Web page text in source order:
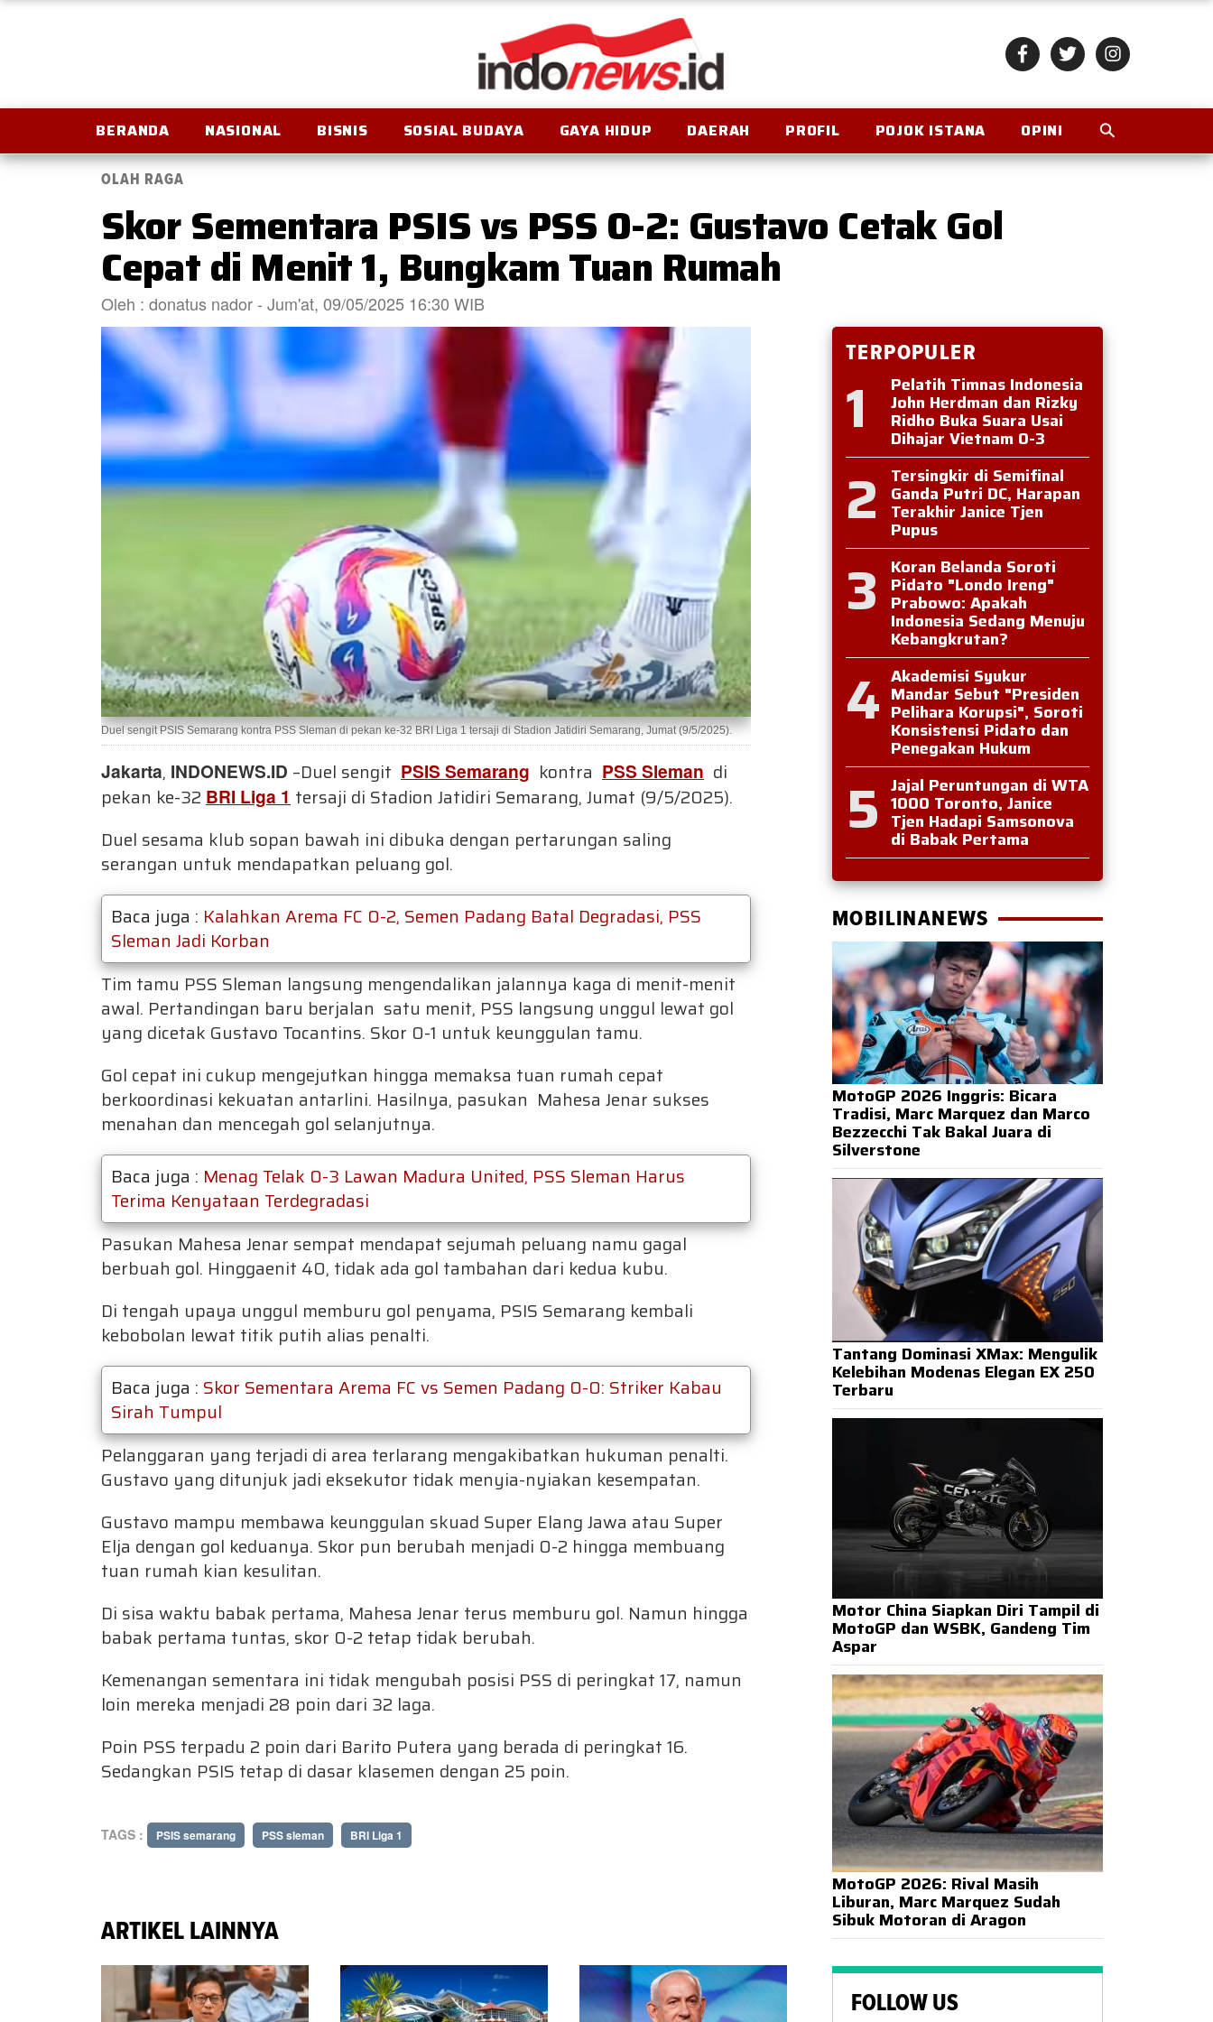
BERANDA NASIONAL BISNIS SOSIAL BUDAYA GAYA HIDUP DAERAH PROFIL POJOK ISTANA OPINI
OLAH RAGA
Skor Sementara PSIS vs PSS 0-2: Gustavo Cetak Gol
Cepat di Menit 1, Bungkam Tuan Rumah
Oleh : donatus nador - Jum'at, 09/05/2025 16:30 WIB
Duel sengit PSIS Semarang kontra PSS Sleman di pekan ke-32 BRI Liga 1 tersaji di Stadion Jatidiri Semarang, Jumat (9/5/2025).
Jakarta, INDONEWS.ID –Duel sengit PSIS Semarang kontra PSS Sleman di
pekan ke-32 BRI Liga 1 tersaji di Stadion Jatidiri Semarang, Jumat (9/5/2025).
Duel sesama klub sopan bawah ini dibuka dengan pertarungan saling
serangan untuk mendapatkan peluang gol.
Baca juga : Kalahkan Arema FC 0-2, Semen Padang Batal Degradasi, PSS
Sleman Jadi Korban
Tim tamu PSS Sleman langsung mengendalikan jalannya kaga di menit-menit
awal. Pertandingan baru berjalan satu menit, PSS langsung unggul lewat gol
yang dicetak Gustavo Tocantins. Skor 0-1 untuk keunggulan tamu.
Gol cepat ini cukup mengejutkan hingga memaksa tuan rumah cepat
berkoordinasi kekuatan antarlini. Hasilnya, pasukan Mahesa Jenar sukses
menahan dan mencegah gol selanjutnya.
Baca juga : Menag Telak 0-3 Lawan Madura United, PSS Sleman Harus
Terima Kenyataan Terdegradasi
Pasukan Mahesa Jenar sempat mendapat sejumah peluang namu gagal
berbuah gol. Hinggaenit 40, tidak ada gol tambahan dari kedua kubu.
Di tengah upaya unggul memburu gol penyama, PSIS Semarang kembali
kebobolan lewat titik putih alias penalti.
Baca juga : Skor Sementara Arema FC vs Semen Padang 0-0: Striker Kabau
Sirah Tumpul
Pelanggaran yang terjadi di area terlarang mengakibatkan hukuman penalti.
Gustavo yang ditunjuk jadi eksekutor tidak menyia-nyiakan kesempatan.
Gustavo mampu membawa keunggulan skuad Super Elang Jawa atau Super
Elja dengan gol keduanya. Skor pun berubah menjadi 0-2 hingga membuang
tuan rumah kian kesulitan.
Di sisa waktu babak pertama, Mahesa Jenar terus memburu gol. Namun hingga
babak pertama tuntas, skor 0-2 tetap tidak berubah.
Kemenangan sementara ini tidak mengubah posisi PSS di peringkat 17, namun
loin mereka menjadi 28 poin dari 32 laga.
Poin PSS terpadu 2 poin dari Barito Putera yang berada di peringkat 16.
Sedangkan PSIS tetap di dasar klasemen dengan 25 poin.
TAGS : PSIS semarang PSS sleman BRI Liga 1
ARTIKEL LAINNYA
TERPOPULER
1 Pelatih Timnas Indonesia
John Herdman dan Rizky
Ridho Buka Suara Usai
Dihajar Vietnam 0-3
2 Tersingkir di Semifinal
Ganda Putri DC, Harapan
Terakhir Janice Tjen
Pupus
3 Koran Belanda Soroti
Pidato "Londo Ireng"
Prabowo: Apakah
Indonesia Sedang Menuju
Kebangkrutan?
4 Akademisi Syukur
Mandar Sebut "Presiden
Pelihara Korupsi", Soroti
Konsistensi Pidato dan
Penegakan Hukum
5 Jajal Peruntungan di WTA
1000 Toronto, Janice
Tjen Hadapi Samsonova
di Babak Pertama
MOBILINANEWS
MotoGP 2026 Inggris: Bicara
Tradisi, Marc Marquez dan Marco
Bezzecchi Tak Bakal Juara di
Silverstone
Tantang Dominasi XMax: Mengulik
Kelebihan Modenas Elegan EX 250
Terbaru
Motor China Siapkan Diri Tampil di
MotoGP dan WSBK, Gandeng Tim
Aspar
MotoGP 2026: Rival Masih
Liburan, Marc Marquez Sudah
Sibuk Motoran di Aragon
FOLLOW US